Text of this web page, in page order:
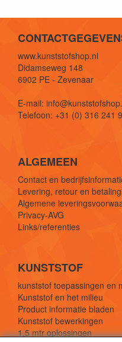
www.kunststofshop.nl
Didamseweg 148
6902 PE - Zevenaar
E-mail:
Telefoon: +31 (0) 316 241
ALGEMEEN
Contact en
Levering, retour en
Algemene
Privacy-AVG
Links/referenties
KUNSTSTOF
kunststof toepassingen en
Kunststof en het milieu
Product informatie bladen
Kunststof bewerkingen
1,5 mtr oplossingen